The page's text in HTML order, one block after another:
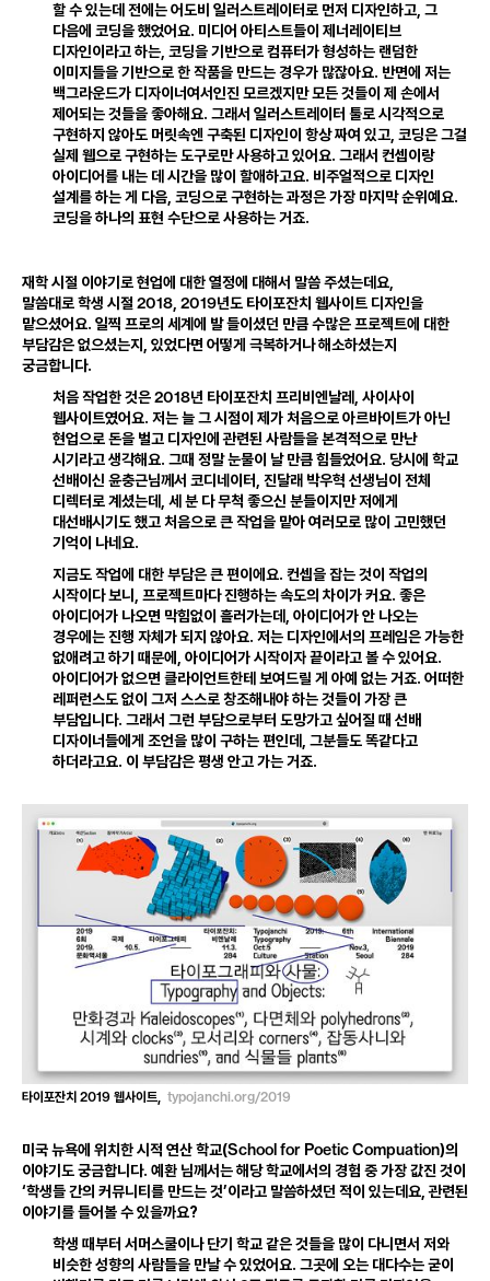
할 수 있는데 전에는 어도비 일러스트레이터로 먼저 디자인하고, 그
다음에 코딩을 했었어요. 미디어 아티스트들이 제너레이티브
디자인이라고 하는, 코딩을 기반으로 컴퓨터가 형성하는 랜덤한
이미지들을 기반으로 한 작품을 만드는 경우가 많잖아요. 반면에 저는
백그라운드가 디자이너여서인진 모르겠지만 모든 것들이 제 손에서
제어되는 것들을 좋아해요. 그래서 일러스트레이터 툴로 시각적으로
구현하지 않아도 머릿속엔 구축된 디자인이 항상 짜여 있고, 코딩은 그걸
실제 웹으로 구현하는 도구로만 사용하고 있어요. 그래서 컨셉이랑
아이디어를 내는 데 시간을 많이 할애하고요. 비주얼적으로 디자인
설계를 하는 게 다음, 코딩으로 구현하는 과정은 가장 마지막 순위예요.
코딩을 하나의 표현 수단으로 사용하는 거죠.
재학 시절 이야기로 현업에 대한 열정에 대해서 말씀 주셨는데요,
말씀대로 학생 시절 2018, 2019년도 타이포잔치 웹사이트 디자인을
맡으셨어요. 일찍 프로의 세계에 발 들이셨던 만큼 수많은 프로젝트에 대한
부담감은 없으셨는지 , 있었다면 어떻게 극복하거나 해소하셨는지
궁금합니다.
처음 작업한 것은2018년 타이포잔치 프리비엔날레 , 사이사이
웹사이트였어요. 저는 늘 그 시점이 제가 처음으로 아르바이트가 아닌
현업으로 돈을 벌고 디자인에 관련된 사람들을 본격적으로 만난
시기라고 생각해요. 그때 정말 눈물이 날 만큼 힘들었어요. 당시에 학교
선배이신 윤충근님께서 코디네이터, 진달래 박우혁 선생님이 전체
디렉터로 계셨는데 , 세 분 다 무척 좋으신 분들이지만 저에게
대선배시기도 했고 처음으로 큰 작업을 맡아 여러모로 많이 고민했던
기억이 나네요.
지금도 작업에 대한 부담은 큰 편이에요. 컨셉을 잡는 것이 작업의
시작이다 보니 , 프로젝트마다 진행하는 속도의 차이가 커요. 좋은
아이디어가 나오면 막힘없이 흘러가는데 , 아이디어가 안 나오는
경우에는 진행 자체가 되지 않아요. 저는 디자인에서의 프레임은 가능한
없애려고 하기 때문에 , 아이디어가 시작이자 끝이라고 볼 수 있어요.
아이디어가 없으면 클라이언트한테 보여드릴 게 아예 없는 거죠. 어떠한
레퍼런스도 없이 그저 스스로 창조해내야 하는 것들이 가장 큰
부담입니다. 그래서 그런 부담으로부터 도망가고 싶어질 때 선배
디자이너들에게 조언을 많이 구하는 편인데 , 그분들도 똑같다고
하더라고요. 이 부담감은 평생 안고 가는 거죠.
타이포잔치 2019 웹사이트 typojanchi.org/2019
미국 뉴욕에 위치한 시적 연산 학교(Schoolfor PoeticCompuation)의
이야기도 궁금합니다. 예환 님께서는 해당 학교에서의 경험 중 가장 값진 것이
‘학생들 간의 커뮤니티를 만드는 것’이라고 말씀하셨던 적이 있는데요 관련된
이야기를 들어볼 수 있을까요?
학생 때부터 서머스쿨이나 단기 학교 같은 것들을 많이 다니면서 저와
비슷한 성향의 사람들을 만날 수 있었어요. 그곳에 오는 대다수는 굳이